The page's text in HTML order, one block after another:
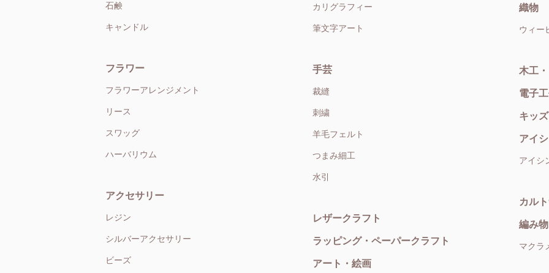
石鹸
キャンドル
フラワー
フラワーアレンジメント
リース
スワッグ
ハーバリウム
アクセサリー
レジン
シルバーアクセサリー
ビーズ
カリグラフィー
筆文字アート
手芸
裁縫
刺繍
羊毛フェルト
つまみ細工
水引
レザークラフト
ラッピング・ペーパークラフト
アート・絵画
織物
ウィー
木工
電子
キッ
アイ
アイシ
カル
編み物
マクラ